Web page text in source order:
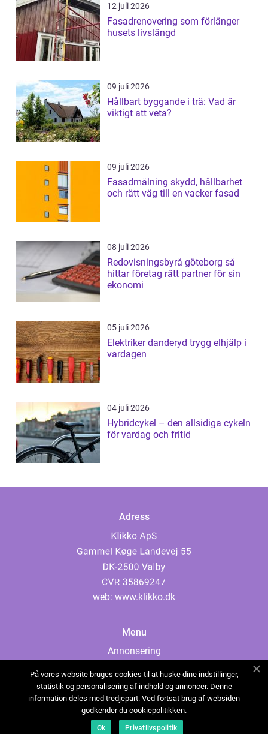
12 juli 2026
Fasadrenovering som förlänger
husets livslängd
09 juli 2026
Hållbart byggande i trä: Vad är
viktigt att veta?
09 juli 2026
Fasadmålning skydd, hållbarhet
och rätt väg till en vacker fasad
08 juli 2026
Redovisningsbyrå göteborg så
hittar företag rätt partner för sin
ekonomi
05 juli 2026
Elektriker danderyd trygg elhjälp i
vardagen
04 juli 2026
Hybridcykel – den allsidiga cykeln
för vardag och fritid
Adress
web: www.klikko.dk
Menu
Annonsering
Cookies
Kontakta oss
Sitemap
På vores website bruges cookies til at huske dine indstillinger,
statistik og personalisering af indhold og annoncer. Denne
information deles med tredjepart. Ved fortsat brug af websiden
godkender du cookiepolitikken.
Ok Privatlivspolitik